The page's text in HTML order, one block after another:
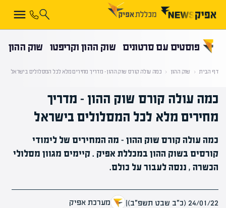
פוסטים עם סרטונים שוק ההון וקריפטו שוק ההון
דף הבית ‹ שוק ההון ‹ כמה עולה קורס שוק ההון – מדריך מחירים מלא לכל המסלולים בישראל
כמה עולה קורס שוק ההון – מדריך
מחירים מלא לכל המסלולים בישראל
כמה עולה קורס שוק ההון - מה המחירים של לימודי
קורסים בשוק ההון במכללת אפיק . קיימים מגוון מסלולי
הכשרה , ננסה לעבור על כולם.
24/01/22 (כ״ב שבט תשפ״ב) | מערכת אפיק